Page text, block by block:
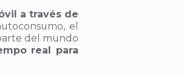
a través de
el
del mundo
real para